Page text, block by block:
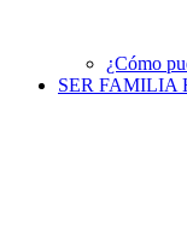
¿Cómo
SER FAMILIA